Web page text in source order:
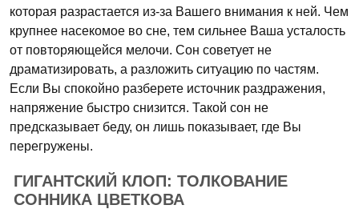
которая разрастается из-за Вашего внимания к ней. Чем
крупнее насекомое во сне, тем сильнее Ваша усталость
от повторяющейся мелочи. Сон советует не
драматизировать, а разложить ситуацию по частям.
Если Вы спокойно разберете источник раздражения,
напряжение быстро снизится. Такой сон не
предсказывает беду, он лишь показывает, где Вы
перегружены.
ГИГАНТСКИЙ КЛОП: ТОЛКОВАНИЕ
СОННИКА ЦВЕТКОВА